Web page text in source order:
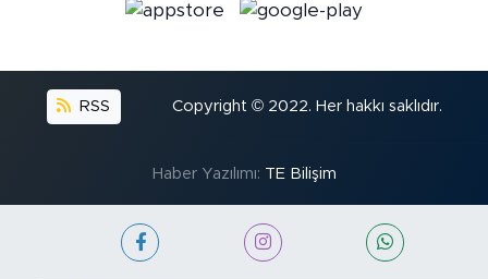
RSS Copyright © 2022. Her hakkı saklıdır.
Haber Yazılımı: TE Bilişim